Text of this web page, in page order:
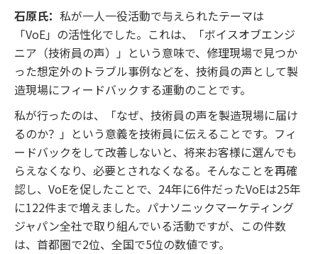
石原氏： 私が一人一役活動で与えられたテーマは
「VoE」の活性化でした。これは、「ボイスオブエンジ
ニア（技術員の声）」という意味で、修理現場で見つか
った想定外のトラブル事例などを、技術員の声として製
造現場にフィードバックする運動のことです。
私が行ったのは、「なぜ、技術員の声を製造現場に届け
るのか？」という意義を技術員に伝えることです。フィ
ードバックをして改善しないと、将来お客様に選んでも
らえなくなり、必要とされなくなる。そんなことを再確
認し、VoEを促したことで、24年に6件だったVoEは25年
に122件まで増えました。パナソニックマーケティング
ジャパン全社で取り組んでいる活動ですが、この件数
は、首都圏で2位、全国で5位の数値です。